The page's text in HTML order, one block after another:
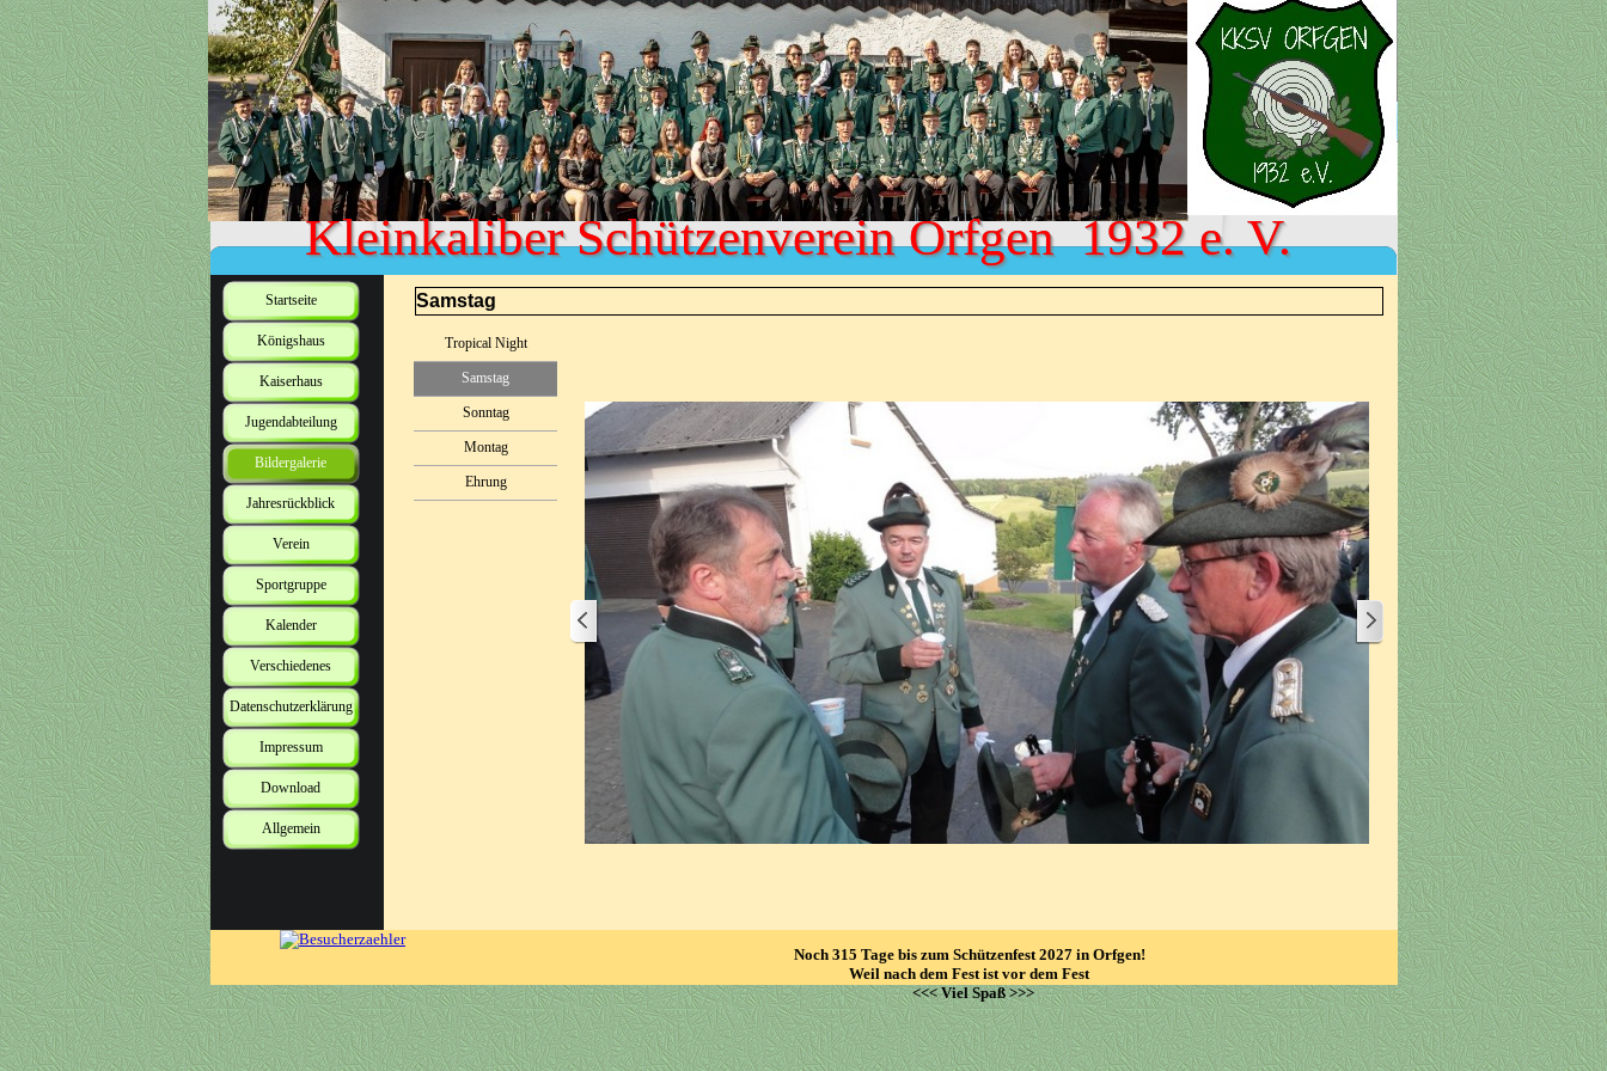
Kleinkaliber Schützenverein Orfgen  1932 e. V.
Startseite
Königshaus
Kaiserhaus
Jugendabteilung
Bildergalerie
Jahresrückblick
Verein
Sportgruppe
Kalender
Verschiedenes
Datenschutzerklärung
Impressum
Download
Allgemein
Samstag
Tropical Night
Samstag
Sonntag
Montag
Ehrung
Noch 315 Tage bis zum Schützenfest 2027 in Orfgen!
Weil nach dem Fest ist vor dem Fest
<<< Viel Spaß >>>